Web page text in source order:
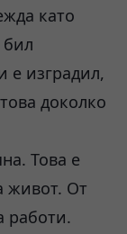
като
бил
е изградил,
доколко
Това е
живот. От
работи.